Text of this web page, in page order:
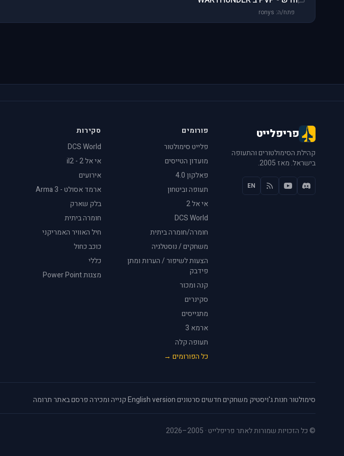
פתח/ה: ronys
פריפלייט
קהילת הסימולטורים והתעופה
בישראל. מאז 2005.
EN
פורומים
פלייט סימולטור
מועדון הטייסים
פאלקון 4.0
תעופה וביטחון
אי אל 2
DCS World
חומרה/חומרה ביתית
משחקים / נוסטלגיה
הצעות לשיפור / הערות ומתן
פידבק
קנה ומכור
סקינרים
מתגייסים
ארמא 3
תעופה קלה
כל הפורומים →
סקירות
DCS World
אי אל 2 - il2
אירועים
ארמד אסולט - Arma 3
בלק שארק
חומרה ביתית
חיל האוויר האמריקני
כוכב כחול
כללי
מצגות Power Point
סימולטור·חנות ג'ויסטיק·משחקים חדשים·סרטונים·
English version
·קנייה ומכירה·פרסם באתר·תרומה
© כל הזכויות שמורות לאתר פריפלייט · 2005–2026